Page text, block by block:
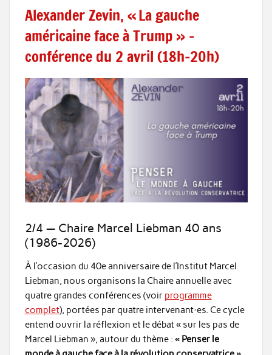
Alexander Zevin, « La gauche
américaine face à Trump » –
conférence du 2 avril (18h-20h)
2/4 — Chaire Marcel Liebman 40 ans
(1986-2026)
À l’occasion du 40e anniversaire de l’Institut Marcel
Liebman, nous organisons la Chaire annuelle avec
quatre grandes conférences (voir programme
complet), portées par quatre intervenant·es. Ce cycle
entend ouvrir la réflexion et le débat « sur les pas de
Marcel Liebman », autour du thème : « Penser le